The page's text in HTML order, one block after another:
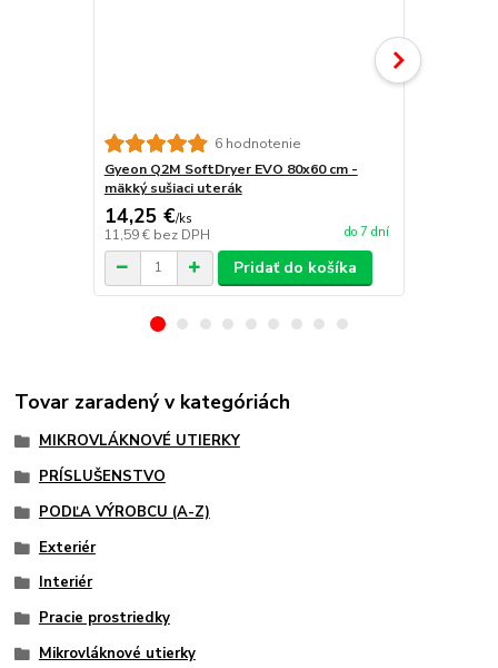
6 hodnotenie
Gyeon Q2M SoftDryer EVO 80x60 cm -
mäkký sušiaci uterák
14,25 €/ks
11,59 € bez DPH do 7 dní
Pridať do košíka
Tovar zaradený v kategóriách
MIKROVLÁKNOVÉ UTIERKY
PRÍSLUŠENSTVO
PODĽA VÝROBCU (A-Z)
Exteriér
Interiér
Pracie prostriedky
Mikrovláknové utierky